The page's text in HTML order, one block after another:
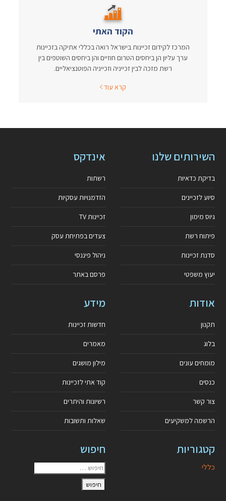
הקוד האתי
המרכז לקידום זכיינות בישראל רואה בכללי אתיקה בזכיינות
ערך עליון הן ביחסים הטרום חוזיים והן ביחסים השוטפים בין
רשת מזכה לבין זכייניה וזכייניה הפוטנציאליים.
קרא עוד
השירותים שלנו
בדיקת כדאיות
סיוע לזכיינים
גיוס מימון
פיתוח רשת
סדנת זכיינות
יעוץ משפטי
אינדקס
רשתות
הזדמנויות עסקיות
זכיינות TV
צעדים בפתיחת עסק
ניהול פיננסי
פרסם באתר
אודות
תקנון
בלוג
מומחים עונים
כנסים
צור קשר
הרשמה למשקיעים
מידע
חדשות זכיינות
מאמרים
מילון מושגים
קוד אתי לזכיינות
רשיונות והיתרים
שאלות ותשובות
קטגוריות
כללי
חיפוש